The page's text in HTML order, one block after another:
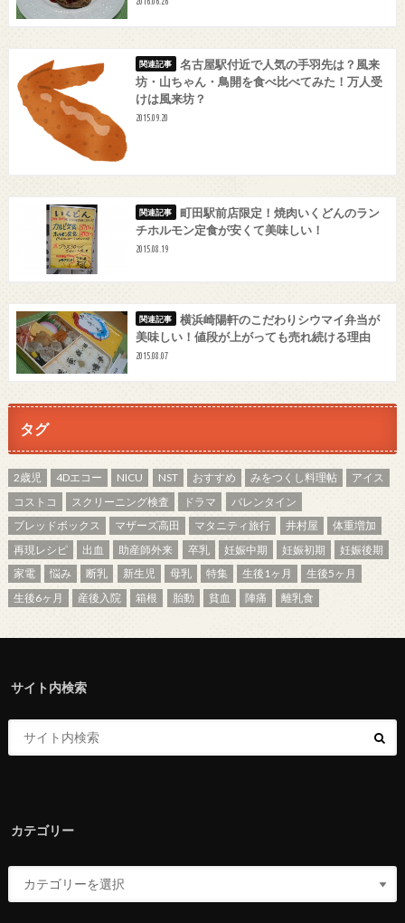
名古屋駅付近で人気の手羽先は？風来
坊・山ちゃん・鳥開を食べ比べてみた！万人受
けは風来坊？
2015.09.20
町田駅前店限定！焼肉いくどんのラン
チホルモン定食が安くて美味しい！
2015.08.19
横浜崎陽軒のこだわりシウマイ弁当が
美味しい！値段が上がっても売れ続ける理由
2015.08.07
タグ
2歳児 4Dエコー NICU NST おすすめ みをつくし料理帖
アイス
コストコ
スクリーニング検査 ドラマ
バレンタイン
ブレッドボックス
マザーズ高田 マタニティ旅行 井村屋
体重増加
再現レシピ
出血 助産師外来 卒乳 妊娠中期 妊娠初期
妊娠後期
家電
悩み 断乳 新生児 母乳 特集 生後1ヶ月
生後5ヶ月
生後6ヶ月
産後入院 箱根 胎動 貧血 陣痛 離乳食
サイト内検索
カテゴリー